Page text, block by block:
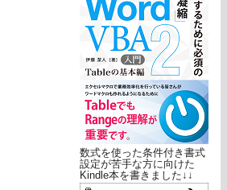
数式を使った条件付き書式
設定が苦手な方に向けた
Kindle本を書きました↓↓